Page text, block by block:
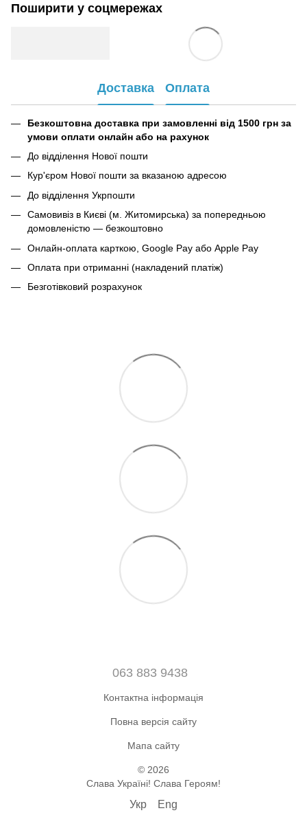
Поширити у соцмережах
Доставка Оплата
Безкоштовна доставка при замовленні від 1500 грн за
умови оплати онлайн або на рахунок
До відділення Нової пошти
Кур'єром Нової пошти за вказаною адресою
До відділення Укрпошти
Самовивіз в Києві (м. Житомирська) за попередньою
домовленістю — безкоштовно
Онлайн-оплата карткою, Google Pay або Apple Pay
Оплата при отриманні (накладений платіж)
Безготівковий розрахунок
063 883 9438
Контактна інформація
Повна версія сайту
Мапа сайту
© 2026
Слава Україні! Слава Героям!
Укр Eng